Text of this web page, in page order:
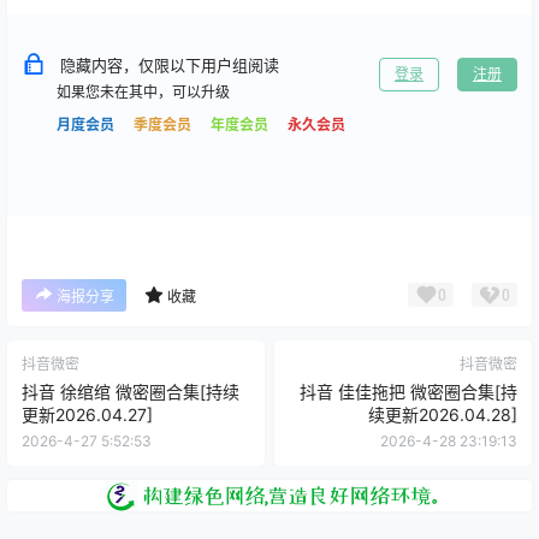
隐藏内容，仅限以下用户组阅读
如果您未在其中，可以升级
月度会员
季度会员 年度会员 永久会员
登录 注册
海报分享 收藏 0 0
抖音微密
抖音 徐绾绾 微密圈合集[持续
更新2026.04.27]
2026-4-27 5:52:53
抖音微密
抖音 佳佳拖把 微密圈合集[持
续更新2026.04.28]
2026-4-28 23:19:13